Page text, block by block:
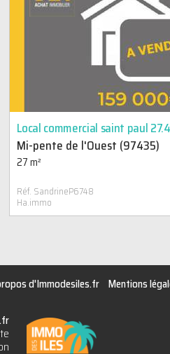
Local commercial saint paul
Mi-pente de l'Ouest (97435)
27 m²
Réf. SandrineP6748
Ha.immo
d'Immodesiles.fr Mentions